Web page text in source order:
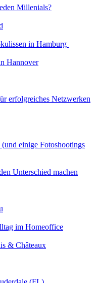
Millenials?
in Hamburg
Hannover
erfolgreiches Netzwerken
einige Fotoshootings
Unterschied machen
im Homeoffice
& Châteaux